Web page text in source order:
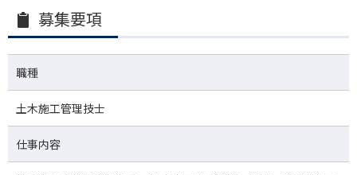
募集要項
職種
土木施工管理技士
仕事内容